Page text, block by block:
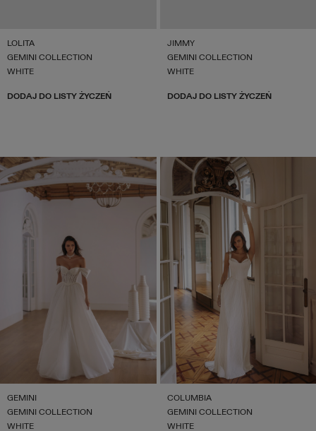
LOLITA
GEMINI COLLECTION
WHITE
DODAJ DO LISTY ŻYCZEŃ
JIMMY
GEMINI COLLECTION
WHITE
DODAJ DO LISTY ŻYCZEŃ
GEMINI
GEMINI COLLECTION
WHITE
COLUMBIA
GEMINI COLLECTION
WHITE